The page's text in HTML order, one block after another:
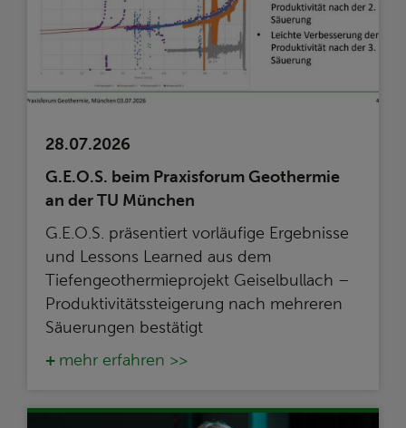
28.07.2026
G.E.O.S. beim Praxisforum Geothermie
an der TU München
G.E.O.S. präsentiert vorläufige Ergebnisse
und Lessons Learned aus dem
Tiefengeothermieprojekt Geiselbullach –
Produktivitätssteigerung nach mehreren
Säuerungen bestätigt
mehr erfahren >>